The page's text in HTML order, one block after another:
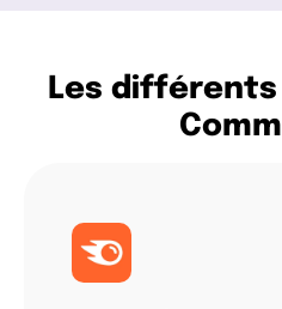
Les différents